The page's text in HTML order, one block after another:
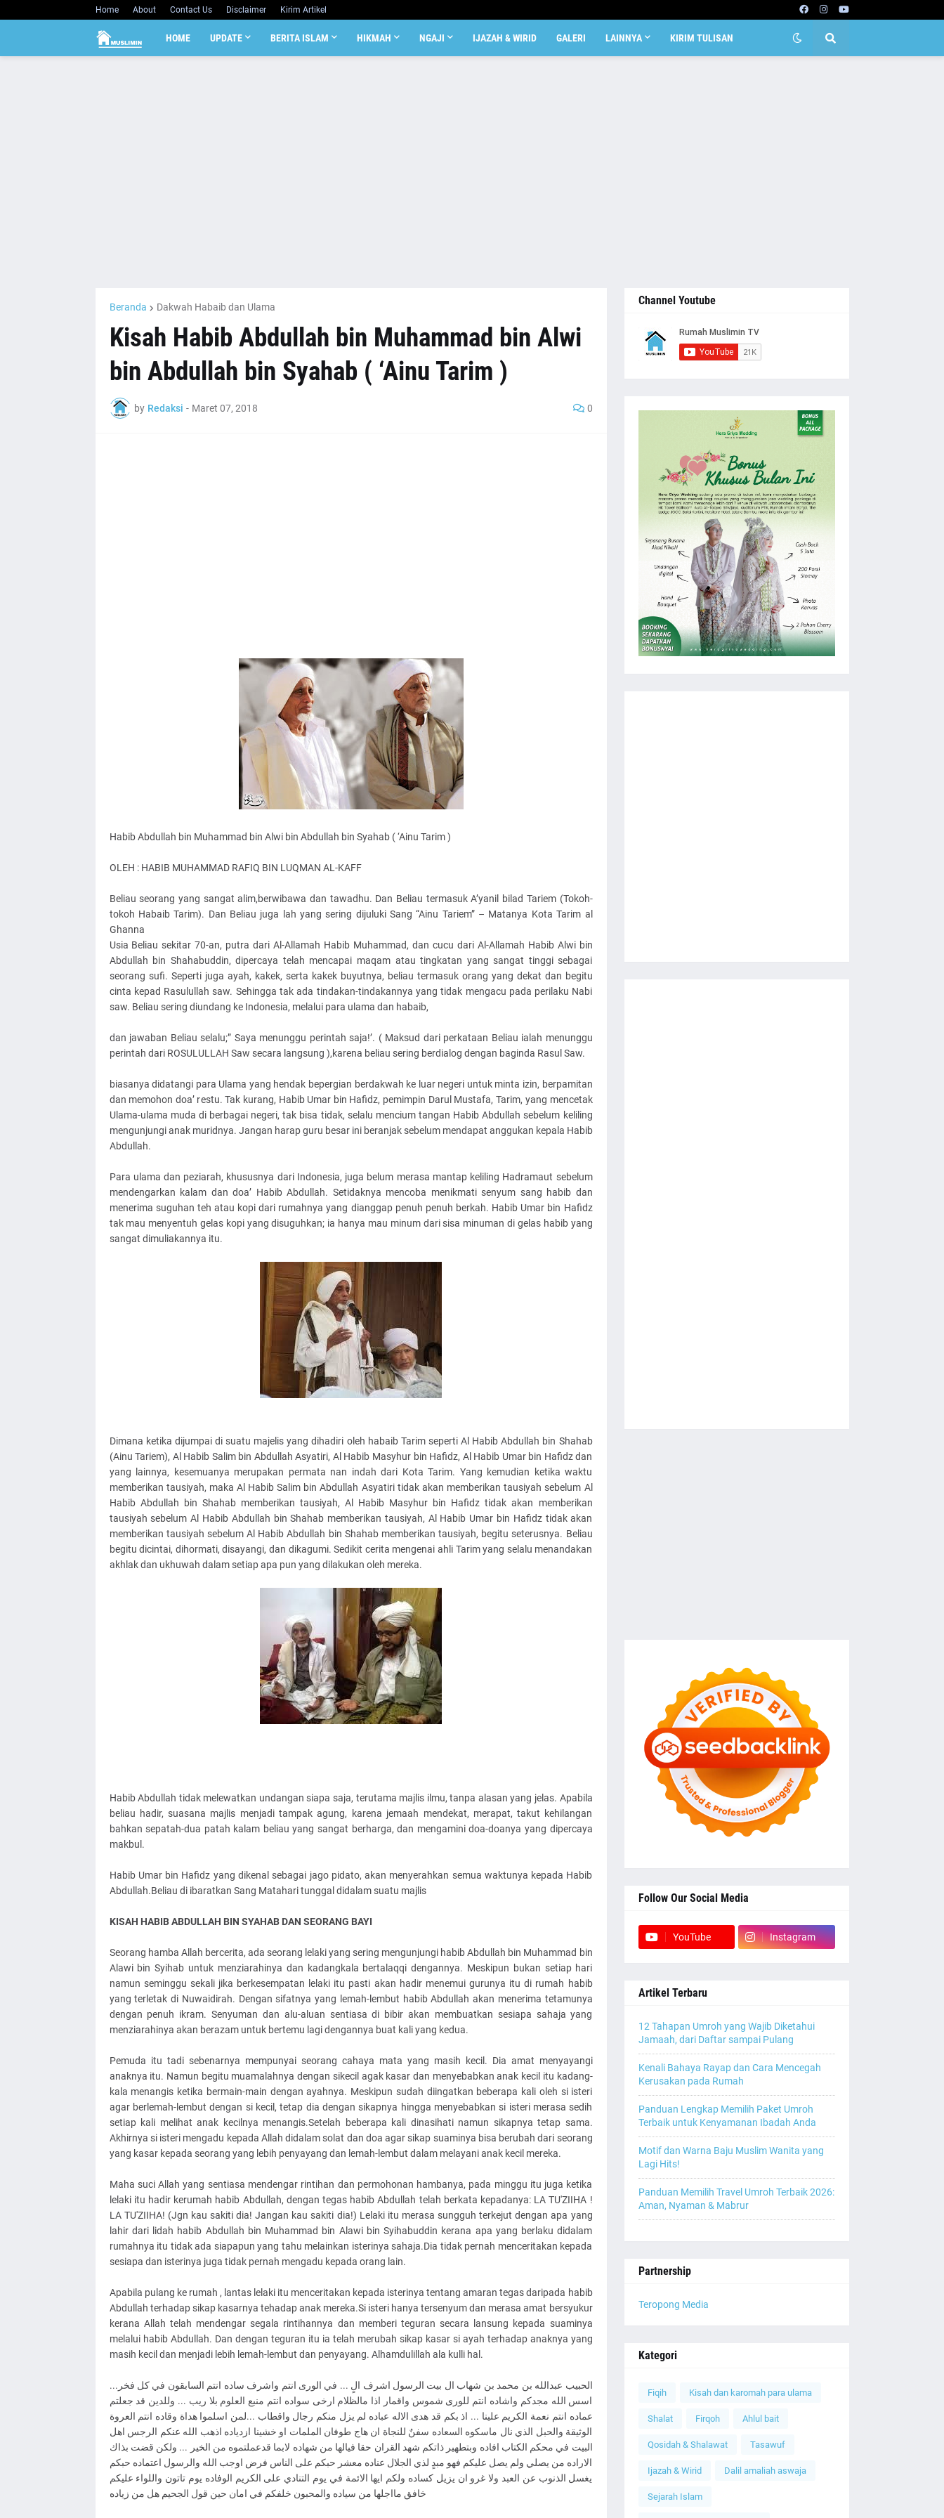
Home About Contact Us Disclaimer Kirim Artikel
HOME UPDATE BERITA ISLAM HIKMAH NGAJI IJAZAH & WIRID GALERI LAINNYA KIRIM TULISAN
Beranda Dakwah Habaib dan Ulama
Kisah Habib Abdullah bin Muhammad bin Alwi
bin Abdullah bin Syahab ( ‘Ainu Tarim )
by Redaksi - Maret 07, 2018 0
Habib Abdullah bin Muhammad bin Alwi bin Abdullah bin Syahab ( ‘Ainu Tarim )
OLEH : HABIB MUHAMMAD RAFIQ BIN LUQMAN AL-KAFF
Beliau seorang yang sangat alim,berwibawa dan tawadhu. Dan Beliau termasuk A’yanil bilad Tariem (Tokoh-
tokoh Habaib Tarim). Dan Beliau juga lah yang sering dijuluki Sang “Ainu Tariem” – Matanya Kota Tarim al
Ghanna
Usia Beliau sekitar 70-an, putra dari Al-Allamah Habib Muhammad, dan cucu dari Al-Allamah Habib Alwi bin
Abdullah bin Shahabuddin, dipercaya telah mencapai maqam atau tingkatan yang sangat tinggi sebagai
seorang sufi. Seperti juga ayah, kakek, serta kakek buyutnya, beliau termasuk orang yang dekat dan begitu
cinta kepad Rasulullah saw. Sehingga tak ada tindakan-tindakannya yang tidak mengacu pada perilaku Nabi
saw. Beliau sering diundang ke Indonesia, melalui para ulama dan habaib,
dan jawaban Beliau selalu;” Saya menunggu perintah saja!’. ( Maksud dari perkataan Beliau ialah menunggu
perintah dari ROSULULLAH Saw secara langsung ),karena beliau sering berdialog dengan baginda Rasul Saw.
biasanya didatangi para Ulama yang hendak bepergian berdakwah ke luar negeri untuk minta izin, berpamitan
dan memohon doa’ restu. Tak kurang, Habib Umar bin Hafidz, pemimpin Darul Mustafa, Tarim, yang mencetak
Ulama-ulama muda di berbagai negeri, tak bisa tidak, selalu mencium tangan Habib Abdullah sebelum keliling
mengunjungi anak muridnya. Jangan harap guru besar ini beranjak sebelum mendapat anggukan kepala Habib
Abdullah.
Para ulama dan peziarah, khususnya dari Indonesia, juga belum merasa mantap keliling Hadramaut sebelum
mendengarkan kalam dan doa’ Habib Abdullah. Setidaknya mencoba menikmati senyum sang habib dan
menerima suguhan teh atau kopi dari rumahnya yang dianggap penuh penuh berkah. Habib Umar bin Hafidz
tak mau menyentuh gelas kopi yang disuguhkan; ia hanya mau minum dari sisa minuman di gelas habib yang
sangat dimuliakannya itu.
Dimana ketika dijumpai di suatu majelis yang dihadiri oleh habaib Tarim seperti Al Habib Abdullah bin Shahab
(Ainu Tariem), Al Habib Salim bin Abdullah Asyatiri, Al Habib Masyhur bin Hafidz, Al Habib Umar bin Hafidz dan
yang lainnya, kesemuanya merupakan permata nan indah dari Kota Tarim. Yang kemudian ketika waktu
memberikan tausiyah, maka Al Habib Salim bin Abdullah Asyatiri tidak akan memberikan tausiyah sebelum Al
Habib Abdullah bin Shahab memberikan tausiyah, Al Habib Masyhur bin Hafidz tidak akan memberikan
tausiyah sebelum Al Habib Abdullah bin Shahab memberikan tausiyah, Al Habib Umar bin Hafidz tidak akan
memberikan tausiyah sebelum Al Habib Abdullah bin Shahab memberikan tausiyah, begitu seterusnya. Beliau
begitu dicintai, dihormati, disayangi, dan dikagumi. Sedikit cerita mengenai ahli Tarim yang selalu menandakan
akhlak dan ukhuwah dalam setiap apa pun yang dilakukan oleh mereka.
Habib Abdullah tidak melewatkan undangan siapa saja, terutama majlis ilmu, tanpa alasan yang jelas. Apabila
beliau hadir, suasana majlis menjadi tampak agung, karena jemaah mendekat, merapat, takut kehilangan
bahkan sepatah-dua patah kalam beliau yang sangat berharga, dan mengamini doa-doanya yang dipercaya
makbul.
Habib Umar bin Hafidz yang dikenal sebagai jago pidato, akan menyerahkan semua waktunya kepada Habib
Abdullah.Beliau di ibaratkan Sang Matahari tunggal didalam suatu majlis
KISAH HABIB ABDULLAH BIN SYAHAB DAN SEORANG BAYI
Seorang hamba Allah bercerita, ada seorang lelaki yang sering mengunjungi habib Abdullah bin Muhammad bin
Alawi bin Syihab untuk menziarahinya dan kadangkala bertalaqqi dengannya. Meskipun bukan setiap hari
namun seminggu sekali jika berkesempatan lelaki itu pasti akan hadir menemui gurunya itu di rumah habib
yang terletak di Nuwaidirah. Dengan sifatnya yang lemah-lembut habib Abdullah akan menerima tetamunya
dengan penuh ikram. Senyuman dan alu-aluan sentiasa di bibir akan membuatkan sesiapa sahaja yang
menziarahinya akan berazam untuk bertemu lagi dengannya buat kali yang kedua.
Pemuda itu tadi sebenarnya mempunyai seorang cahaya mata yang masih kecil. Dia amat menyayangi
anaknya itu. Namun begitu muamalahnya dengan sikecil agak kasar dan menyebabkan anak kecil itu kadang-
kala menangis ketika bermain-main dengan ayahnya. Meskipun sudah diingatkan beberapa kali oleh si isteri
agar berlemah-lembut dengan si kecil, tetap dia dengan sikapnya hingga menyebabkan si isteri merasa sedih
setiap kali melihat anak kecilnya menangis.Setelah beberapa kali dinasihati namun sikapnya tetap sama.
Akhirnya si isteri mengadu kepada Allah didalam solat dan doa agar sikap suaminya bisa berubah dari seorang
yang kasar kepada seorang yang lebih penyayang dan lemah-lembut dalam melayani anak kecil mereka.
Maha suci Allah yang sentiasa mendengar rintihan dan permohonan hambanya, pada minggu itu juga ketika
lelaki itu hadir kerumah habib Abdullah, dengan tegas habib Abdullah telah berkata kepadanya: LA TU'ZIIHA !
LA TU'ZIIHA! (Jgn kau sakiti dia! Jangan kau sakiti dia!) Lelaki itu merasa sungguh terkejut dengan apa yang
lahir dari lidah habib Abdullah bin Muhammad bin Alawi bin Syihabuddin kerana apa yang berlaku didalam
rumahnya itu tidak ada siapapun yang tahu melainkan isterinya sahaja.Dia tidak pernah menceritakan kepada
sesiapa dan isterinya juga tidak pernah mengadu kepada orang lain.
Apabila pulang ke rumah , lantas lelaki itu menceritakan kepada isterinya tentang amaran tegas daripada habib
Abdullah terhadap sikap kasarnya tehadap anak mereka.Si isteri hanya tersenyum dan merasa amat bersyukur
kerana Allah telah mendengar segala rintihannya dan memberi teguran secara lansung kepada suaminya
melalui habib Abdullah. Dan dengan teguran itu ia telah merubah sikap kasar si ayah terhadap anaknya yang
masih kecil dan menjadi lebih lemah-lembut dan penyayang. Alhamdulillah ala kulli hal.
الحبيب عبدالله بن محمد بن شهاب ال بيت الرسول اشرف الٍ ... في الورى انتم واشرف ساده انتم السابقون في كل فخر...
اسس الله مجدكم واشاده انتم للورى شموس واقمار اذا مالظلام ارخى سواده انتم منبع العلوم بلا ريب ... وللدين قد جعلتم
عماده انتم نعمة الكريم علينا ... اذ بكم قد هدى الاله عباده لم يزل منكم رجال واقطاب ...لمن اسلموا هداة وقاده انتم العروة
الوثيقة والحبل الذي نال ماسكوه السعاده سفنٌ للنجاة ان هاج طوفان الملمات او خشينا ازدياده اذهب الله عنكم الرجس اهل
البيت في محكم الكتاب افاده وبتطهير ذاتكم شهد القران حقا فيالها من شهاده لابما قدعملتموه من الخير ... ولكن قضت بذاك
الاراده من يصلي ولم يصل عليكم فهو مبدٍ لذي الجلال عناده معشر حبكم على الناس فرض اوجب الله والرسول اعتماده حبكم
يغسل الذنوب عن العبد ولا غرو ان يزيل كساده ولكم ايها الائمة في يوم التنادي على الكريم الوفاده يوم تاتون واللواء عليكم
Channel Youtube
Follow Our Social Media
YouTube Instagram
Artikel Terbaru
12 Tahapan Umroh yang Wajib Diketahui
Jamaah, dari Daftar sampai Pulang
Kenali Bahaya Rayap dan Cara Mencegah
Kerusakan pada Rumah
Panduan Lengkap Memilih Paket Umroh
Terbaik untuk Kenyamanan Ibadah Anda
Motif dan Warna Baju Muslim Wanita yang
Lagi Hits!
Panduan Memilih Travel Umroh Terbaik 2026:
Aman, Nyaman & Mabrur
Partnership
Teropong Media
Kategori
Fiqih Kisah dan karomah para ulama
Shalat Firqoh Ahlul bait
Qosidah & Shalawat Tasawuf
Ijazah & Wirid Dalil amaliah aswaja
Sejarah Islam